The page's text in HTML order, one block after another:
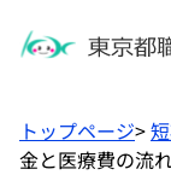
トップページ>
金と医療費の流